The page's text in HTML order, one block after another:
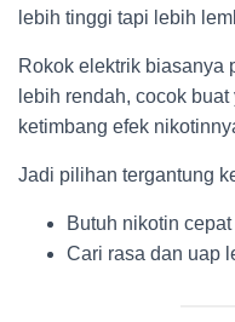
lebih tinggi tapi lebih
Rokok elektrik biasanya
lebih rendah, cocok
ketimbang efek
Jadi pilihan tergantung
Butuh nikotin cepat
Cari rasa dan uap